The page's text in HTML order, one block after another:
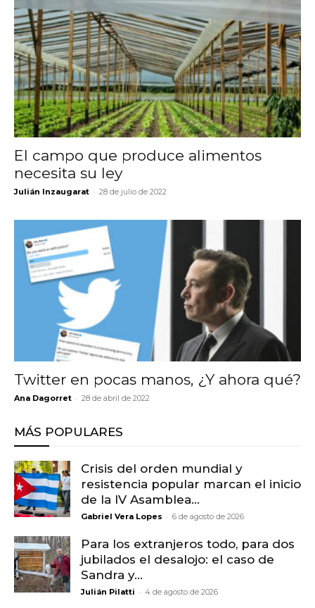
El campo que produce alimentos
necesita su ley
Julián Inzaugarat - 28 de julio de 2022
Twitter en pocas manos, ¿Y ahora qué?
Ana Dagorret - 28 de abril de 2022
MÁS POPULARES
Crisis del orden mundial y
resistencia popular marcan el inicio
de la IV Asamblea...
Gabriel Vera Lopes - 6 de agosto de 2026
Para los extranjeros todo, para dos
jubilados el desalojo: el caso de
Sandra y...
Julián Pilatti - 4 de agosto de 2026